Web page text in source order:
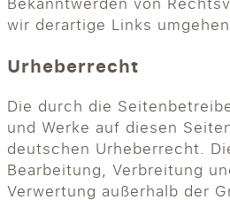
wir derartige Links
Urheberrecht
Die durch die
und Werke auf diesen
deutschen Urheberrecht.
Bearbeitung, Verbreitung
Verwertung außerhalb der